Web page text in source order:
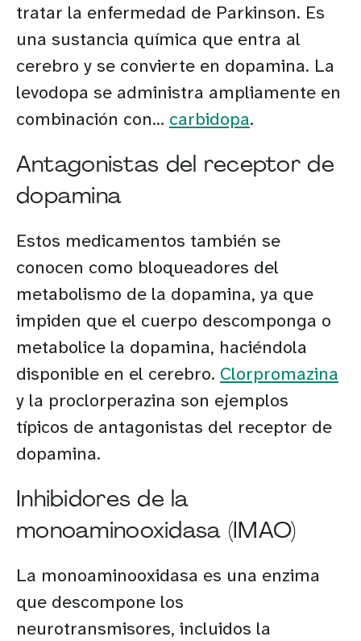
tratar la enfermedad de Parkinson. Es
una sustancia química que entra al
cerebro y se convierte en dopamina. La
levodopa se administra ampliamente en
combinación con... carbidopa.
Antagonistas del receptor de
dopamina
Estos medicamentos también se
conocen como bloqueadores del
metabolismo de la dopamina, ya que
impiden que el cuerpo descomponga o
metabolice la dopamina, haciéndola
disponible en el cerebro. Clorpromazina
y la proclorperazina son ejemplos
típicos de antagonistas del receptor de
dopamina.
Inhibidores de la
monoaminooxidasa (IMAO)
La monoaminooxidasa es una enzima
que descompone los
neurotransmisores, incluidos la